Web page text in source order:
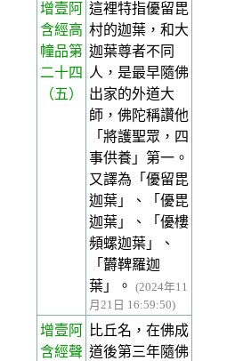
增壹阿
含經高
幢品第
二十四
（五）
這裡特指優留毘
村的迦葉，和大
迦葉尊者不同
人，是最早隨佛
出家的外道大
師，佛陀稱讚他
「將護聖眾，四
事供養」第一。
又譯為「優留毘
迦葉」、「優毘
迦葉」、「優樓
頻螺迦葉」、
「欝鞞羅迦
葉」。
(2024年11
月21日 16:59:50)
增壹阿
含經聲
比丘名，在佛成
道後第三年隨佛